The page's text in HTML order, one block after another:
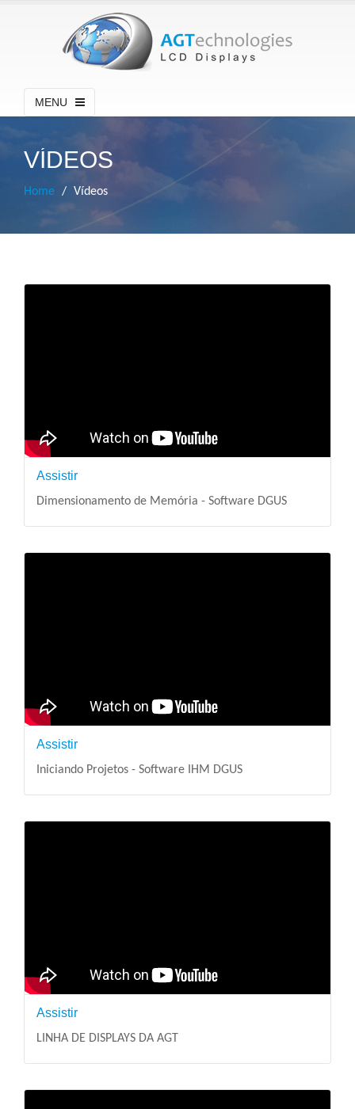
MENU
VÍDEOS
Home Vídeos
Assistir
Dimensionamento de Memória - Software DGUS
Assistir
Iniciando Projetos - Software IHM DGUS
Assistir
LINHA DE DISPLAYS DA AGT